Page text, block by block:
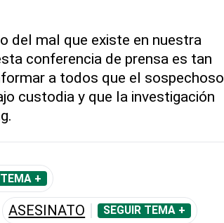
del mal que existe en nuestra
conferencia de prensa es tan
a todos que el sospechoso
custodia y que la investigación
TEMA +
ASESINATO SEGUIR TEMA +